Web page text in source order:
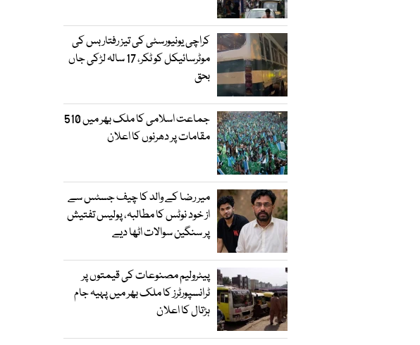
کراچی یونیورسٹی کی تیز رفتار بس کی
موٹرسائیکل کو ٹکر، 17 سالہ لڑکی جاں
بحق
جماعت اسلامی کا ملک بھر میں 510
مقامات پر دھرنوں کا اعلان
میر رضا کے والد کا چیف جسٹس سے
از خود نوٹس کا مطالبہ، پولیس تفتیش
پر سنگین سوالات اٹھا دیے
پیٹرولیم مصنوعات کی قیمتوں پر
ٹرانسپورٹرز کا ملک بھر میں پہیہ جام
ہڑتال کا اعلان